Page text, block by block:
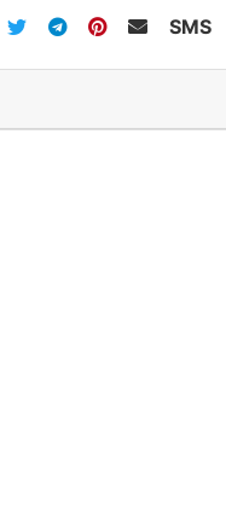
SMS